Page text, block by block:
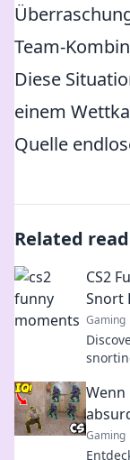
Team-
Diese
einem
Quelle
Related
CS2
Snort
Gaming
Wenn
Gaming